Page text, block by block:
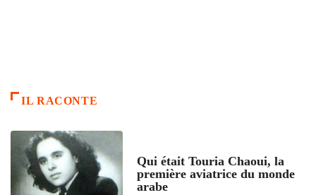
IL RACONTE
Qui était Touria Chaoui, la
première aviatrice du monde
arabe